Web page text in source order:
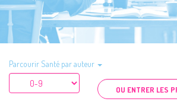
Parcourir Santé par auteur